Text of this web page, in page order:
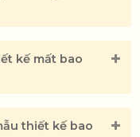
kế mất bao
thiết kế bao